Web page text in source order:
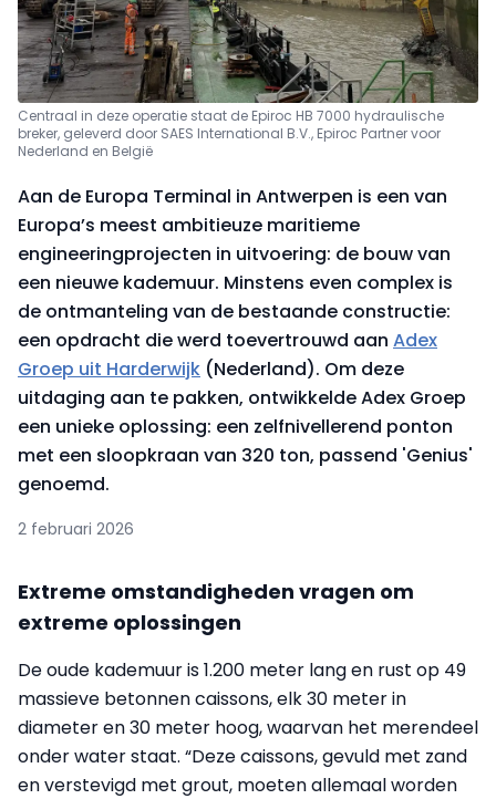
Centraal in deze operatie staat de Epiroc HB 7000 hydraulische
breker, geleverd door SAES International B.V., Epiroc Partner voor
Nederland en België
Aan de Europa Terminal in Antwerpen is een van
Europa’s meest ambitieuze maritieme
engineeringprojecten in uitvoering: de bouw van
een nieuwe kademuur. Minstens even complex is
de ontmanteling van de bestaande constructie:
een opdracht die werd toevertrouwd aan Adex
Groep uit Harderwijk (Nederland). Om deze
uitdaging aan te pakken, ontwikkelde Adex Groep
een unieke oplossing: een zelfnivellerend ponton
met een sloopkraan van 320 ton, passend 'Genius'
genoemd.
2 februari 2026
Extreme omstandigheden vragen om
extreme oplossingen
De oude kademuur is 1.200 meter lang en rust op 49
massieve betonnen caissons, elk 30 meter in
diameter en 30 meter hoog, waarvan het merendeel
onder water staat. “Deze caissons, gevuld met zand
en verstevigd met grout, moeten allemaal worden